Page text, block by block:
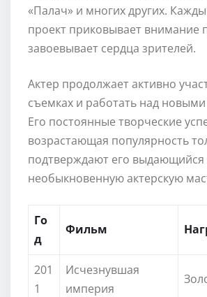
«Палач» и многих других.
проект приковывает внимание
завоевывает сердца зрителей.
Актер продолжает активно
съемках и работать над
Его постоянные творческие
возрастающая популярность
подтверждают его выдающийся
необыкновенную актерскую
Го
д
Фильм
201
1
Исчезнувшая
империя